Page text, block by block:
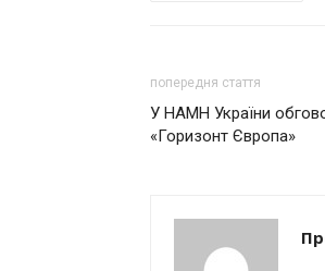
попередня стаття
У НАМН України
«Горизонт Європа»